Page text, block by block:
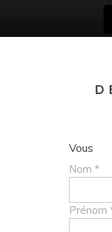
Vous
Nom *
Prénom